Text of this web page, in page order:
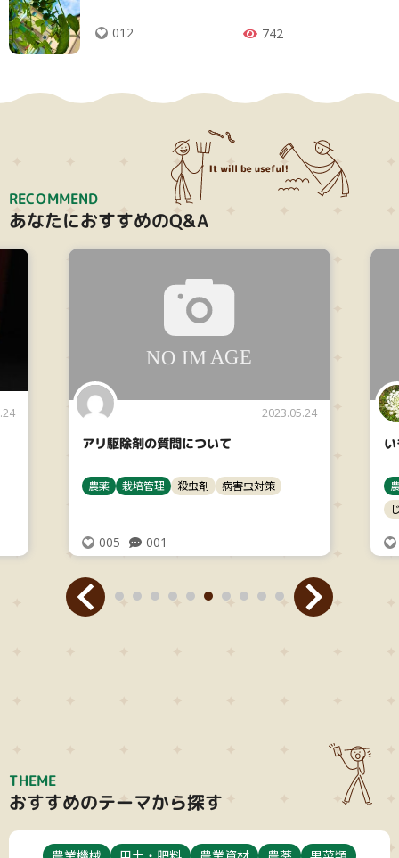
大テーマ
検索
リセット
012 742
RECOMMEND
あなたにおすすめのQ&A
2023.05.24
アリ駆除剤の質問について
農薬 栽培管理 殺虫剤 病害虫対策
005 001
THEME
おすすめのテーマから探す